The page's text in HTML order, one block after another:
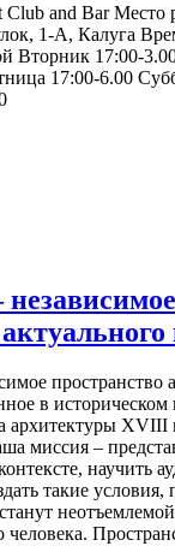
Club and Bar Место
1-А, Калуга
Вторник 17:00-
17:00-6.00
пространство
в
архитектуры
миссия –
научить
такие условия,
человека.